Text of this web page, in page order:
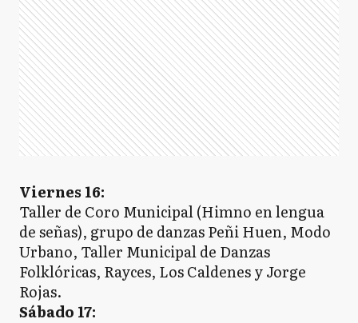
Viernes 16:
Taller de Coro Municipal (Himno en lengua
de señas), grupo de danzas Peñi Huen, Modo
Urbano, Taller Municipal de Danzas
Folklóricas, Rayces, Los Caldenes y Jorge
Rojas.
Sábado 17: